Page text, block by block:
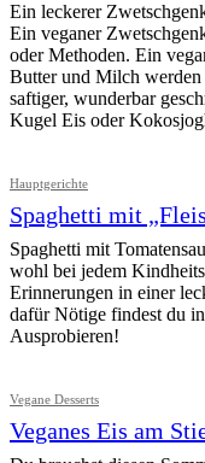
Ein leckerer
Ein veganer
oder Methoden. Ein
Butter und Milch werden
saftiger, wunderbar
Kugel Eis oder
Hauptgerichte
Spaghetti mit
Spaghetti mit
wohl bei jedem
Erinnerungen in einer
dafür Nötige findest du
Ausprobieren!
Vegane Desserts
Veganes Eis am